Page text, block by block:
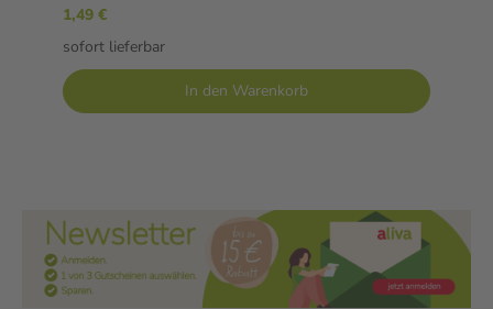
1,49 €
sofort lieferbar
In den Warenkorb